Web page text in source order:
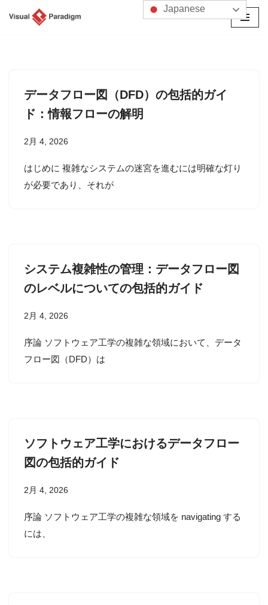
データフロー図（DFD）の包括的ガイ
ド：情報フローの解明
2月 4, 2026
はじめに 複雑なシステムの迷宮を進むには明確な灯り
が必要であり、それが
システム複雑性の管理：データフロー図
のレベルについての包括的ガイド
2月 4, 2026
序論 ソフトウェア工学の複雑な領域において、データ
フロー図（DFD）は
ソフトウェア工学におけるデータフロー
図の包括的ガイド
2月 4, 2026
序論 ソフトウェア工学の複雑な領域を navigating する
には、
Japanese